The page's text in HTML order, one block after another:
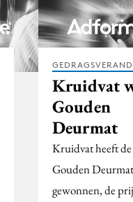
Kruidvat
Gouden
Deurmat
Kruidvat heeft de
Gouden Deurmat
gewonnen, de